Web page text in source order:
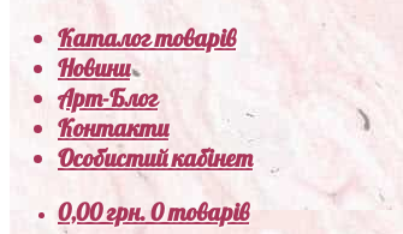
Каталог товарів
Новини
Арт-Блог
Контакти
Особистий кабінет
0,00грн.0 товарів